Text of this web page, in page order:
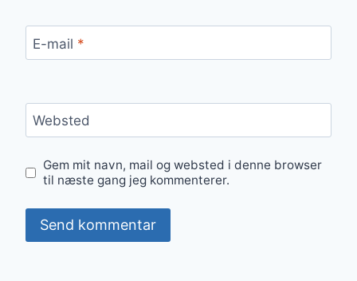
E-mail *
Websted
Gem mit navn, mail og websted i denne browser
til næste gang jeg kommenterer.